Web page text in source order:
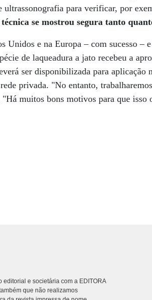
ultrassonografia para verificar, por
se mostrou segura tanto
Unidos e na Europa – com sucesso –
de laqueadura a jato recebeu a
ser disponibilizada para aplicação
privada. "No entanto,
muitos bons motivos para que isso
editorial e societária com a EDITORA
que não realizamos